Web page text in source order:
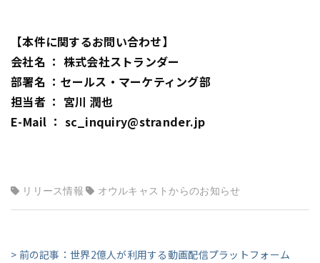
【本件に関するお問い合わせ】
会社名 ： 株式会社ストランダー
部署名 ：セールス・マーケティング部
担当者 ： 宮川 潤也
E-Mail ： sc_inquiry@strander.jp
リリース情報 オウルキャストからのお知らせ
> 前の記事：世界2億人が利用する動画配信プラットフォーム